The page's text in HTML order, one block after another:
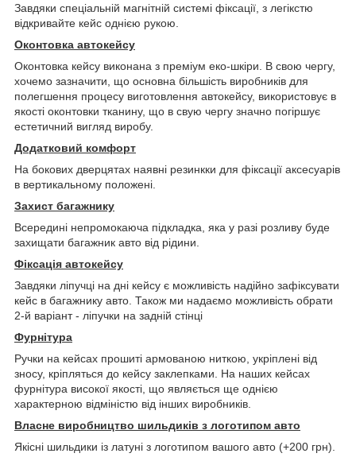
Завдяки спеціальній магнітній системі фіксації, з легікстю
відкривайте кейс однією рукою.
Оконтовка автокейсу
Оконтовка кейсу виконана з преміум еко-шкіри. В свою чергу,
хочемо зазначити, що основна більшість виробників для
полегшення процесу виготовлення автокейсу, використовує в
якості оконтовки тканину, що в свую чергу значно погіршує
естетичний вигляд виробу.
Додатковий комфорт
На бокових дверцятах наявні резинкки для фіксації аксесуарів
в вертикальному положені.
Захист багажнику
Всередині непромокаюча підкладка, яка у разі розливу буде
захищати багажник авто від рідини.
Фіксація автокейсу
Завдяки ліпучці на дні кейсу є можливість надійно зафіксувати
кейс в багажнику авто. Також ми надаємо можливість обрати
2-й варіант - ліпучки на задній стінці
Фурнітура
Ручки на кейсах прошиті армованою ниткою, укріплені від
зносу, кріпляться до кейсу заклепками. На наших кейсах
фурнітура високої якості, що являється ще однією
характерною відміністю від інших виробників.
Власне виробництво шильдиків з логотипом авто
Якісні шильдики із латуні з логотипом вашого авто (+200 грн).